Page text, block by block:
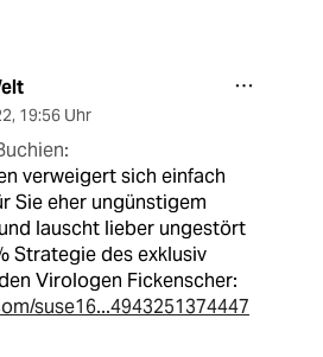
, 19:56 Uhr
verweigert sich einfach
Sie eher ungünstigem
lauscht lieber ungestört
Strategie des exklusiv
Virologen Fickenscher:
suse16...4943251374447